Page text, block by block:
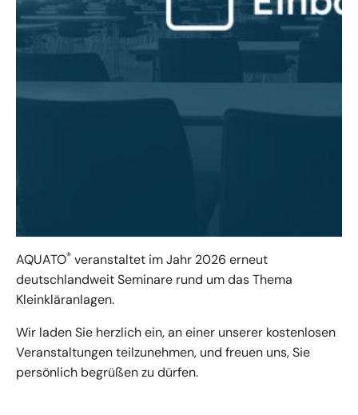
AQUATO® veranstaltet im Jahr 2026 erneut
deutschlandweit Seminare rund um das Thema
Kleinkläranlagen.
Wir laden Sie herzlich ein, an einer unserer kostenlosen
Veranstaltungen teilzunehmen, und freuen uns, Sie
persönlich begrüßen zu dürfen.